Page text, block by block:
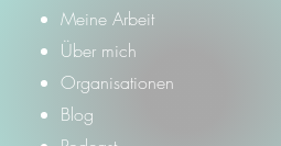
Meine Arbeit
Über mich
Organisationen
Blog